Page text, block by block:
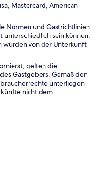
Mastercard, American
Normen und Gastrichtlinien
unterschiedlich sein können.
wurden von der Unterkunft
gelten die
Gastgebers. Gemäß den
unterliegen
nicht dem